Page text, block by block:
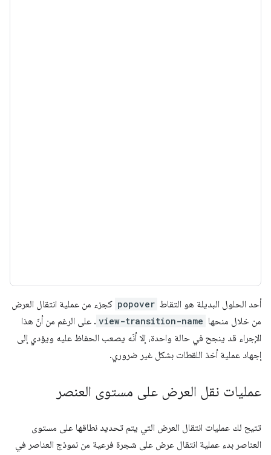
أحد الحلول البديلة هو التقاط popover كجزء من عملية انتقال العرض
من خلال منحها view-transition-name . على الرغم من أنّ هذا
الإجراء قد ينجح في حالة واحدة، إلا أنّه يصعب الحفاظ عليه ويؤدي إلى
إجهاد عملية أخذ اللقطات بشكل غير ضروري.
عمليات نقل العرض على مستوى العنصر
تتيح لك عمليات انتقال العرض التي يتم تحديد نطاقها على مستوى
العناصر بدء عملية انتقال عرض على شجرة فرعية من نموذج العناصر في